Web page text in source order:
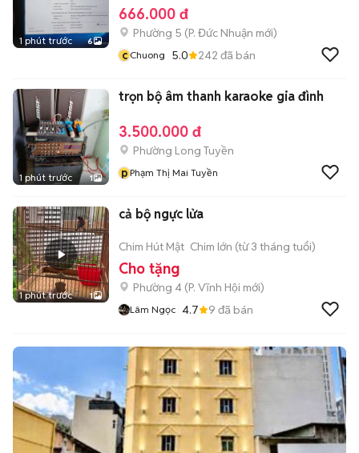
1 phút trước 6
666.000 đ
Phường 5 (P. Đức Nhuận mới)
c Chuong 5.0 242 đã bán
1 phút trước 1
trọn bộ âm thanh karaoke gia đình
3.500.000 đ
Phường Long Tuyền
pPhạm Thị Mai Tuyền
1 phút trước 1
cả bộ ngực lửa
Chim Hút Mật Chim lớn (từ 3 tháng tuổi)
Cho tặng
Phường 4 (P. Vĩnh Hội mới)
Lâm Ngọc 4.7 9 đã bán